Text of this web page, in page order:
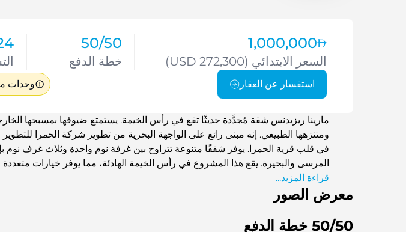
1,000,000
السعر الابتدائي (USD 272,300)
50/50
خطة الدفع
استفسار عن العقار وحدات
مارينا ريزيدنس شقة مُجدَّدة حديثًا تقع في رأس الخيمة. يستمتع ضيوفها بمسبحها
ومتنزهها الطبيعي. إنه مبنى رائع على الواجهة البحرية من تطوير شركة الحمرا
في قلب قرية الحمرا. يوفر شققًا متنوعة تتراوح بين غرفة نوم واحدة وثلاث غرف نوم
المرسى والبحيرة. يقع هذا المشروع في رأس الخيمة الهادئة، مما يوفر خيارات
مميزة وراحة حياة المدينة.
قراءة المزيد...
معرض الصور
50/50 خطة الدفع